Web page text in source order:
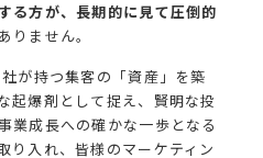
る方が、長期的に見て圧倒的
りません。
が持つ集客の「資産」を築
起爆剤として捉え、賢明な投
業成長への確かな一歩となる
り入れ、皆様のマーケティン